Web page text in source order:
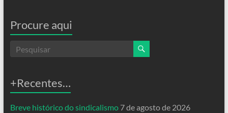
Procure aqui
+Recentes…
Breve histórico do sindicalismo 7 de agosto de 2026